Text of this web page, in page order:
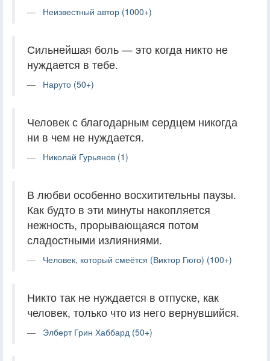
Неизвестный автор (1000+)
Сильнейшая боль — это когда никто не
нуждается в тебе.
Наруто (50+)
Человек с благодарным сердцем никогда
ни в чем не нуждается.
Николай Гурьянов (1)
В любви особенно восхитительны паузы.
Как будто в эти минуты накопляется
нежность, прорывающаяся потом
сладостными излияниями.
Человек, который смеётся (Виктор Гюго) (100+)
Никто так не нуждается в отпуске, как
человек, только что из него вернувшийся.
Элберт Грин Хаббард (50+)